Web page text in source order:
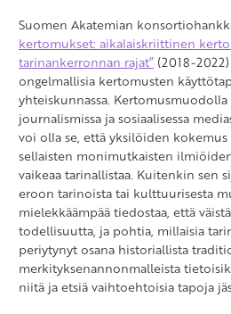
Suomen Akatemian
kertomukset: aikalaiskriittinen
tarinankerronnan rajat” (2018-
ongelmallisia kertomusten
yhteiskunnassa.
journalismissa ja sosiaalisessa
voi olla se, että yksilöiden kokemus
sellaisten monimutkaisten
vaikeaa tarinallistaa. Kuitenkin sen
eroon tarinoista tai kulttuurisesta
mielekkäämpää tiedostaa, että
todellisuutta, ja pohtia, millaisia
periytynyt osana historiallista
merkityksenannonmalleista
niitä ja etsiä vaihtoehtoisia tapoja